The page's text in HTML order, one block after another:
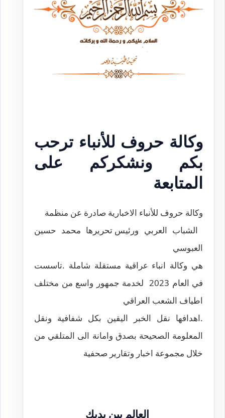
وكالة حروف للأنباء ترحب
بكم ونشكركم على
المتابعة
وكالة حروف للأنباء الاخبارية صادرة عن منظمة
الشباب العربي ورئيس تحريرها محمد حسين
العبوسي
هي وكالة انباء عراقية مستقلة شاملة .تاسست
في العام 2023 لخدمة جمهور واسع من مختلف
اطياف الشعب العراقي
.اهدافها نقل الخبر اليقين بكل شفافية ونقل
المعلومة الصحيحة بصدق وامانة الى المتلقي من
خلال مجموعة اخبار وتقارير صحفية
العالم بين يديك